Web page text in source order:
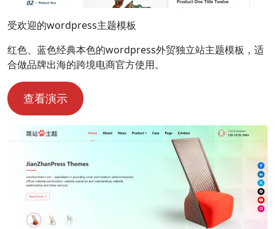
受欢迎的wordpress主题模板
红色、蓝色经典本色的wordpress外贸独立站主题模板，适
合做品牌出海的跨境电商官方使用。
查看演示